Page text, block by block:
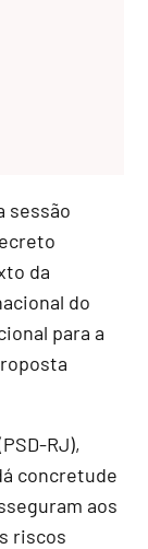
sessão
da
do
para a
RJ),
concretude
aos
riscos